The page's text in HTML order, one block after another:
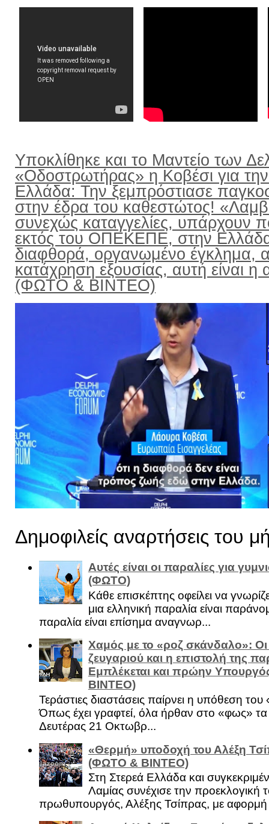
Υποκλίθηκε και το Μαντείο των
«Οδοστρωτήρας» η Κοβέσι για
Ελλάδα: Την ξεμπρόστιασε
στην έδρα του καθεστώτος!
συνεχώς καταγγελίες, υπάρχουν
εκτός του ΟΠΕΚΕΠΕ, στην
διαφθορά, οργανωμένο έγκλημα,
κατάχρηση εξουσίας, αυτή είναι η
(ΦΩΤΟ & ΒΙΝΤΕΟ)
Δημοφιλείς αναρτήσεις του
Αυτές είναι οι παραλίες για
(ΦΩΤΟ)
Κάθε επισκέπτης οφείλει να
μια ελληνική παραλία είναι
παραλία είναι επίσημα αναγνωρ...
Χαμός με το «ροζ σκάνδαλο»: Οι
ζευγαριού και η επιστολή της
Εμπλέκεται και πρώην
ΒΙΝΤΕΟ)
Τεράστιες διαστάσεις παίρνει η υπόθεση
Όπως έχει γραφτεί, όλα ήρθαν στο «φως»
Δευτέρας 21 Οκτωβρ...
«Θερμή» υποδοχή του Αλέξη
(ΦΩΤΟ & ΒΙΝΤΕΟ)
Στη Στερεά Ελλάδα και
Λαμίας συνέχισε την προεκλογική
πρωθυπουργός, Αλέξης Τσίπρας, με αφορμή